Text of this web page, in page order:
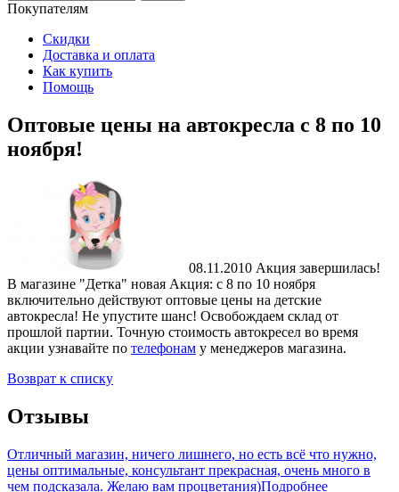
Покупателям
Скидки
Доставка и оплата
Как купить
Помощь
Оптовые цены на автокресла с 8 по 10
ноября!
08.11.2010 Акция завершилась!
В магазине "Детка" новая Акция: с 8 по 10 ноября
включительно действуют оптовые цены на детские
автокресла! Не упустите шанс! Освобождаем склад от
прошлой партии. Точную стоимость автокресел во время
акции узнавайте по телефонам у менеджеров магазина.
Возврат к списку
Отзывы
Отличный магазин, ничего лишнего, но есть всё что нужно,
цены оптимальные, консультант прекрасная, очень много в
чем подсказала. Желаю вам процветания)Подробнее